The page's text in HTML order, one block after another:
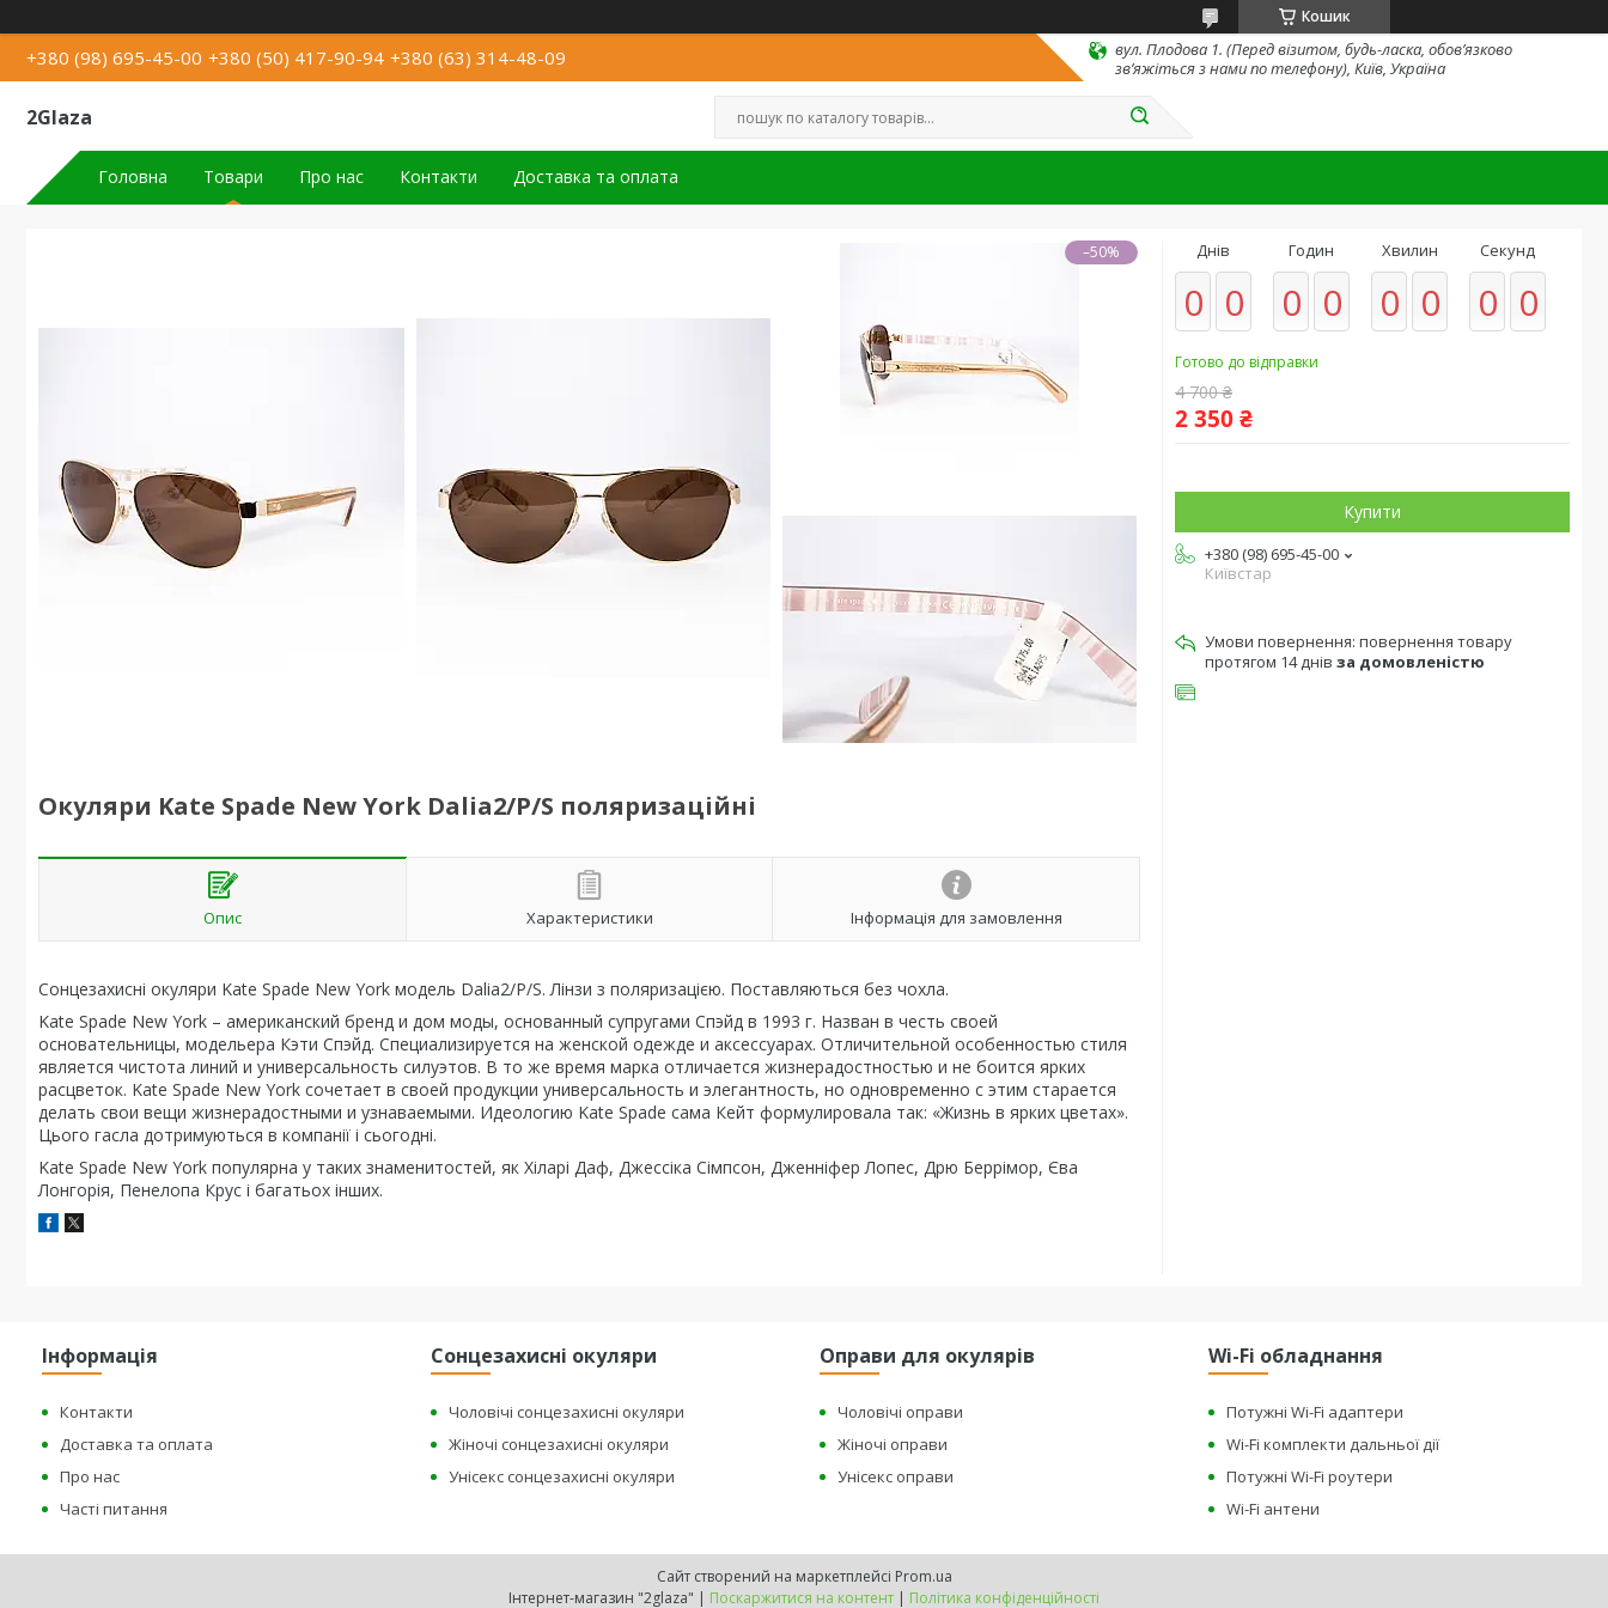
Кошик
+380 (98) 695-45-00 +380 (50) 417-90-94 +380 (63) 314-48-09
вул. Плодова 1. (Перед візитом, будь-ласка, обов’язково
зв’яжіться з нами по телефону), Київ, Україна
2Glaza
Головна Товари Про нас Контакти Доставка та оплата
–50%
Окуляри Kate Spade New York Dalia2/P/S поляризаційні
Опис Характеристики Інформація для замовлення
Сонцезахисні окуляри Kate Spade New York модель Dalia2/P/S. Лінзи з поляризацією. Поставляються без чохла.
Kate Spade New York – американский бренд и дом моды, основанный супругами Спэйд в 1993 г. Назван в честь своей
основательницы, модельера Кэти Спэйд. Специализируется на женской одежде и аксессуарах. Отличительной особенностью стиля
является чистота линий и универсальность силуэтов. В то же время марка отличается жизнерадостностью и не боится ярких
расцветок. Kate Spade New York сочетает в своей продукции универсальность и элегантность, но одновременно с этим старается
делать свои вещи жизнерадостными и узнаваемыми. Идеологию Kate Spade сама Кейт формулировала так: «Жизнь в ярких цветах».
Цього гасла дотримуються в компанії і сьогодні.
Kate Spade New York популярна у таких знаменитостей, як Хіларі Даф, Джессіка Сімпсон, Дженніфер Лопес, Дрю Беррімор, Єва
Лонгорія, Пенелопа Крус і багатьох інших.
Днів
0 0
Годин
0 0
Хвилин
0 0
Секунд
0 0
Готово до відправки
4 700 ₴
2 350 ₴
Купити
+380 (98) 695-45-00
Київстар
повернення товару
протягом 14 днів за домовленістю
Інформація
Контакти
Доставка та оплата
Про нас
Часті питання
Сонцезахисні окуляри
Чоловічі сонцезахисні окуляри
Жіночі сонцезахисні окуляри
Унісекс сонцезахисні окуляри
Оправи для окулярів
Чоловічі оправи
Жіночі оправи
Унісекс оправи
Wi-Fi обладнання
Потужні Wi-Fi адаптери
Wi-Fi комплекти дальньої дії
Потужні Wi-Fi роутери
Wi-Fi антени
Сайт створений на маркетплейсі Prom.ua
Інтернет-магазин "2glaza" | Поскаржитися на контент | Політика конфіденційності